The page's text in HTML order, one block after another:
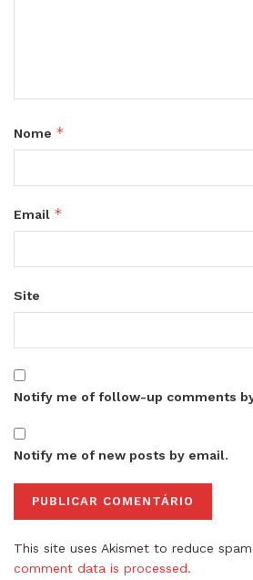
Nome *
Email *
Site
Notify me of follow-up comments
Notify me of new posts by email.
This site uses Akismet to reduce
comment data is processed.